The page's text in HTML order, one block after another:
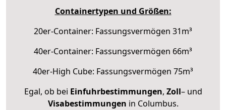
Containertypen und Größen:
20er-Container: Fassungsvermögen 31m³
40er-Container: Fassungsvermögen 66m³
40er-High Cube: Fassungsvermögen 75m³
Egal, ob bei Einfuhrbestimmungen, Zoll– und
Visabestimmungen in Columbus.